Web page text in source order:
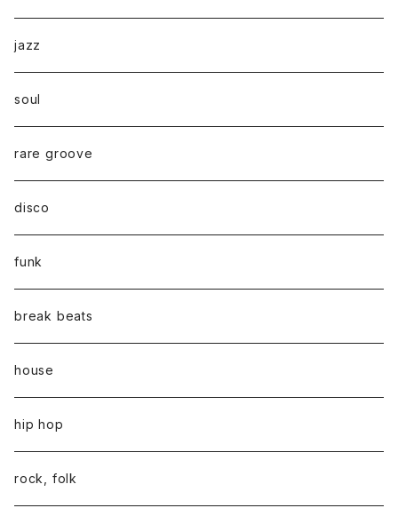
jazz
soul
rare groove
disco
funk
break beats
house
hip hop
rock, folk